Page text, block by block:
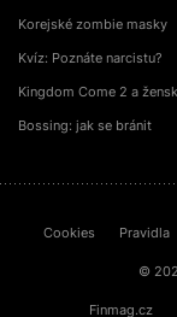
Korejské zombie masky
Kvíz: Poznáte narcistu?
Kingdom Come 2 a
Bossing: jak se bránit
Cookies Pravidla
©
Finmag.cz